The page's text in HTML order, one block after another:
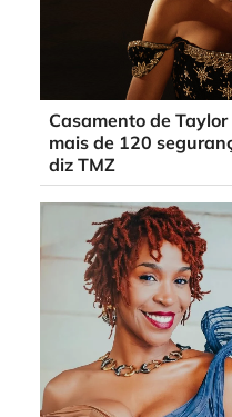
Casamento de
mais de 120
diz TMZ